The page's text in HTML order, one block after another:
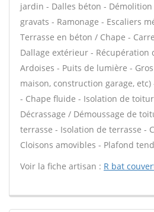
jardin - Dalles béton -
gravats - Ramonage - Escaliers
Terrasse en béton / Chape -
Dallage extérieur - Récupération
Ardoises - Puits de lumière -
maison, construction garage,
- Chape fluide - Isolation de
Décrassage / Démoussage de
terrasse - Isolation de terrasse -
Cloisons amovibles - Plafond
Voir la fiche artisan : R bat